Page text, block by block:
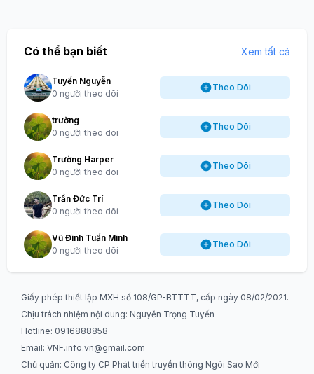
Có thể bạn biết Xem tất cả
Tuyến Nguyễn
0 người theo dõi
Theo Dõi
trường
0 người theo dõi
Theo Dõi
Trường Harper
0 người theo dõi
Theo Dõi
Trần Đức Trí
0 người theo dõi
Theo Dõi
Vũ Đình Tuấn Minh
0 người theo dõi
Theo Dõi
Giấy phép thiết lập MXH số 108/GP-BTTTT, cấp ngày 08/02/2021.
Chịu trách nhiệm nội dung: Nguyễn Trọng Tuyến
Hotline: 0916888858
Email: VNF.info.vn@gmail.com
Chủ quản: Công ty CP Phát triển truyền thông Ngôi Sao Mới